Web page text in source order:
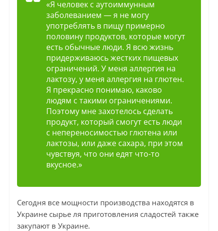
«Я человек с аутоиммунным
заболеванием — я не могу
употреблять в пищу примерно
половину продуктов, которые могут
есть обычные люди. Я всю жизнь
придерживаюсь жестких пищевых
ограничений. У меня аллергия на
лактозу, у меня аллергия на глютен.
Я прекрасно понимаю, каково
людям с такими ограничениями.
Поэтому мне захотелось сделать
продукт, который смогут есть люди
с непереносимостью глютена или
лактозы, или даже сахара, при этом
чувствуя, что они едят что-то
вкусное.»
Сегодня все мощности производства находятся в
Украине сырье ля приготовления сладостей также
закупают в Украине.